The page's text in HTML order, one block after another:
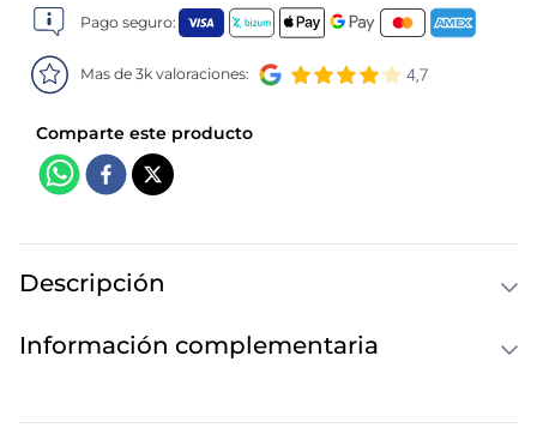
Pago seguro:
Mas de 3k valoraciones:
Descripción
Información complementaria